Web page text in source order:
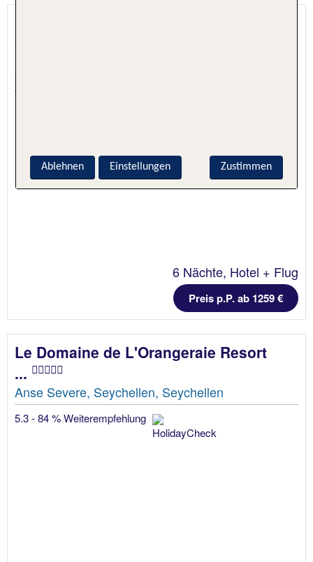
3.7 - 61 % Weiterempfehlung
6 Nächte, Hotel + Flug
Preis p.P. ab 1259 €
Le Domaine de L'Orangeraie Resort
...
Anse Severe, Seychellen, Seychellen
5.3 - 84 % Weiterempfehlung
Zustimmen
Ablehnen Einstellungen